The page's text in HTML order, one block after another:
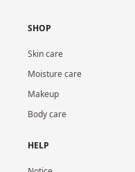
SHOP
Skin care
Moisture care
Makeup
Body care
HELP